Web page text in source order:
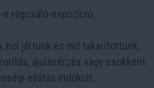
rágcsáló-expozíció,
hol jártunk és mit takarítottunk,
ájulásérzés vagy csökkent
ellátás indokolt.